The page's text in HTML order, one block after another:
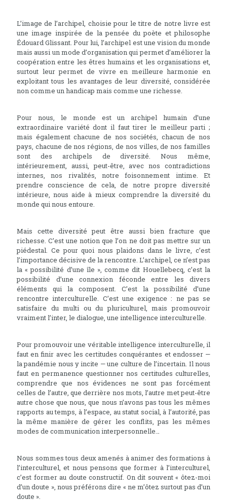
L’image de l’archipel, choisie pour le titre de notre livre est
une image inspirée de la pensée du poète et philosophe
Édouard Glissant. Pour lui, l’archipel est une vision du monde
mais aussi un mode d’organisation qui permet d’améliorer la
coopération entre les êtres humains et les organisations et,
surtout leur permet de vivre en meilleure harmonie en
exploitant tous les avantages de leur diversité, considérée
non comme un handicap mais comme une richesse.
Pour nous, le monde est un archipel humain d’une
extraordinaire variété dont il faut tirer le meilleur parti ;
mais également chacune de nos sociétés, chacun de nos
pays, chacune de nos régions, de nos villes, de nos familles
sont des archipels de diversité. Nous même,
intérieurement, aussi, peut-être, avec nos contradictions
internes, nos rivalités, notre foisonnement intime. Et
prendre conscience de cela, de notre propre diversité
intérieure, nous aide à mieux comprendre la diversité du
monde qui nous entoure.
Mais cette diversité peut être aussi bien fracture que
richesse. C’est une notion que l’on ne doit pas mettre sur un
piédestal. Ce pour quoi nous plaidons dans le livre, c’est
l’importance décisive de la rencontre. L’archipel, ce n’est pas
la « possibilité d’une île », comme dit Houellebecq, c’est la
possibilité d’une connexion féconde entre les divers
éléments qui la composent. C’est la possibilité d’une
rencontre interculturelle. C’est une exigence : ne pas se
satisfaire du multi ou du pluriculturel, mais promouvoir
vraiment l’inter, le dialogue, une intelligence interculturelle.
Pour promouvoir une véritable intelligence interculturelle, il
faut en finir avec les certitudes conquérantes et endosser —
la pandémie nous y incite — une culture de l’incertain. Il nous
faut en permanence questionner nos certitudes culturelles,
comprendre que nos évidences ne sont pas forcément
celles de l’autre, que derrière nos mots, l’autre met peut-être
autre chose que nous, que nous n’avons pas tous les mêmes
rapports au temps, à l’espace, au statut social, à l’autorité, pas
la même manière de gérer les conflits, pas les mêmes
modes de communication interpersonnelle…
Nous sommes tous deux amenés à animer des formations à
l’interculturel, et nous pensons que former à l’interculturel,
c’est former au doute constructif. On dit souvent « ôtez-moi
d’un doute », nous préférons dire « ne m’ôtez surtout pas d’un
doute ».